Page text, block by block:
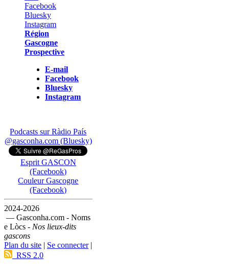
Région
Gascogne
Prospective
E-mail
Facebook
Bluesky
Instagram
Podcasts sur Ràdio País
@gasconha.com (Bluesky)
Esprit GASCON
(Facebook)
Couleur Gascogne
(Facebook)
2024-2026
— Gasconha.com - Noms
e Lòcs - Nos lieux-dits
gascons
Plan du site | Se connecter|
RSS 2.0